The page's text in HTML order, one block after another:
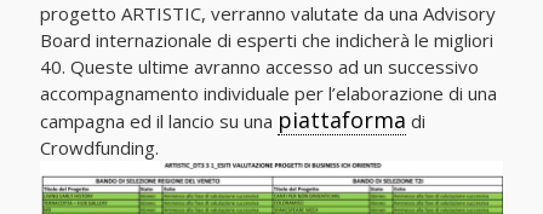
progetto ARTISTIC, verranno valutate da una Advisory
Board internazionale di esperti che indicherà le migliori
40. Queste ultime avranno accesso ad un successivo
accompagnamento individuale per l’elaborazione di una
campagna ed il lancio su una piattaforma di
Crowdfunding.